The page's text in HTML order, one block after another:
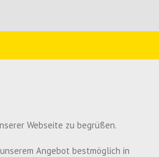
Webseite zu begrüßen.
Angebot bestmöglich in